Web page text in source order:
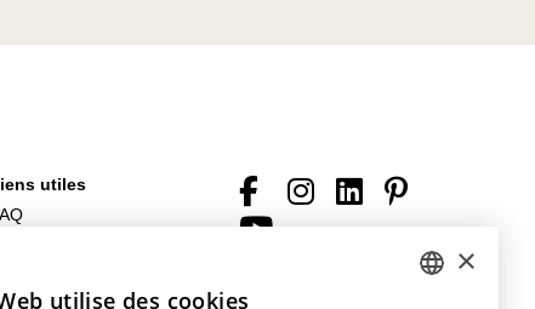
utiles
×
utilise des cookies